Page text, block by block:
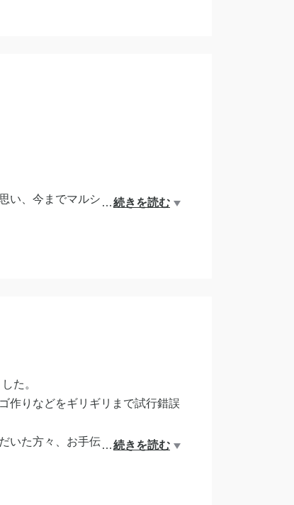
い、今までマルシェで詰め放題W
…続きを読む
た。
作りなどをギリギリまで試行錯誤
いた方々、お手伝いいただいた
…続きを読む